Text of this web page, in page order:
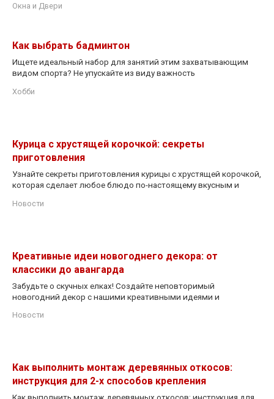
Окна и Двери
Как выбрать бадминтон
Ищете идеальный набор для занятий этим захватывающим
видом спорта? Не упускайте из виду важность
Хобби
Курица с хрустящей корочкой: секреты
приготовления
Узнайте секреты приготовления курицы с хрустящей корочкой,
которая сделает любое блюдо по-настоящему вкусным и
Новости
Креативные идеи новогоднего декора: от
классики до авангарда
Забудьте о скучных елках! Создайте неповторимый
новогодний декор с нашими креативными идеями и
Новости
Как выполнить монтаж деревянных откосов:
инструкция для 2-х способов крепления